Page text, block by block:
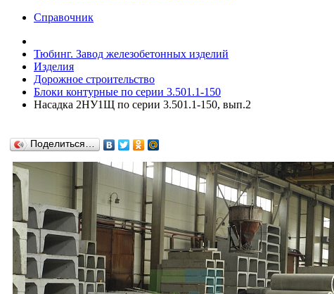
Справочник
Тюбинг. Завод железобетонных изделий
Изделия
Дорожное строительство
Блоки контурные по серии 3.501.1-150
Насадка 2НУ1Щ по серии 3.501.1-150, вып.2
Поделиться…